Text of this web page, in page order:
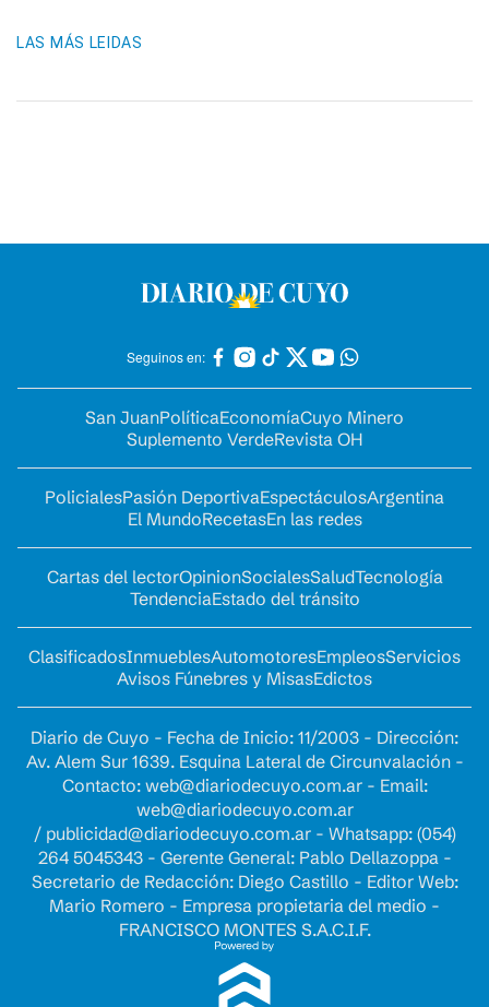
LAS MÁS LEIDAS
Seguinos en:
San JuanPolíticaEconomíaCuyo Minero
Suplemento VerdeRevista OH
PolicialesPasión DeportivaEspectáculosArgentina
El MundoRecetasEn las redes
Cartas del lectorOpinionSocialesSaludTecnología
TendenciaEstado del tránsito
ClasificadosInmueblesAutomotoresEmpleosServicios
Avisos Fúnebres y MisasEdictos
Diario de Cuyo - Fecha de Inicio: 11/2003 - Dirección:
Av. Alem Sur 1639. Esquina Lateral de Circunvalación -
Contacto: web@diariodecuyo.com.ar- Email:
web@diariodecuyo.com.ar
/ publicidad@diariodecuyo.com.ar- Whatsapp: (054)
264 5045343 - Gerente General: Pablo Dellazoppa -
Secretario de Redacción: Diego Castillo - Editor Web:
Mario Romero - Empresa propietaria del medio -
FRANCISCO MONTES S.A.C.I.F.